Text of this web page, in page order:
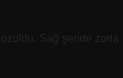
Sağ şeride zorla